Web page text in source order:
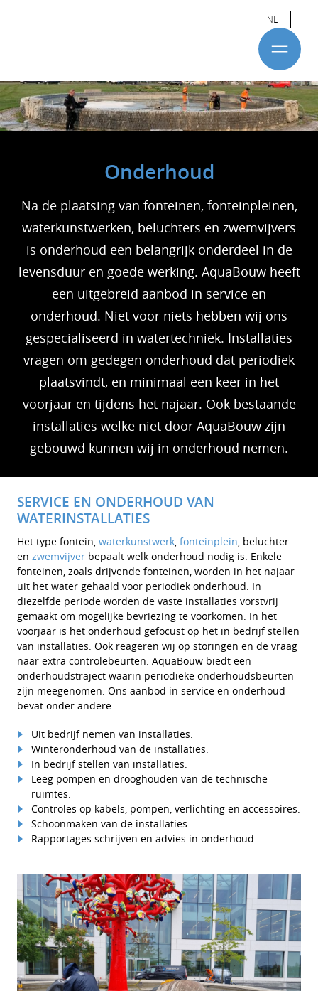
NL
Onderhoud
Na de plaatsing van fonteinen, fonteinpleinen,
waterkunstwerken, beluchters en zwemvijvers
is onderhoud een belangrijk onderdeel in de
levensduur en goede werking. AquaBouw heeft
een uitgebreid aanbod in service en
onderhoud. Niet voor niets hebben wij ons
gespecialiseerd in watertechniek. Installaties
vragen om gedegen onderhoud dat periodiek
plaatsvindt, en minimaal een keer in het
voorjaar en tijdens het najaar. Ook bestaande
installaties welke niet door AquaBouw zijn
gebouwd kunnen wij in onderhoud nemen.
SERVICE EN ONDERHOUD VAN
WATERINSTALLATIES
Het type fontein, waterkunstwerk, fonteinplein, beluchter
en zwemvijver bepaalt welk onderhoud nodig is. Enkele
fonteinen, zoals drijvende fonteinen, worden in het najaar
uit het water gehaald voor periodiek onderhoud. In
diezelfde periode worden de vaste installaties vorstvrij
gemaakt om mogelijke bevriezing te voorkomen. In het
voorjaar is het onderhoud gefocust op het in bedrijf stellen
van installaties. Ook reageren wij op storingen en de vraag
naar extra controlebeurten. AquaBouw biedt een
onderhoudstraject waarin periodieke onderhoudsbeurten
zijn meegenomen. Ons aanbod in service en onderhoud
bevat onder andere:
Uit bedrijf nemen van installaties.
Winteronderhoud van de installaties.
In bedrijf stellen van installaties.
Leeg pompen en drooghouden van de technische
ruimtes.
Controles op kabels, pompen, verlichting en accessoires.
Schoonmaken van de installaties.
Rapportages schrijven en advies in onderhoud.